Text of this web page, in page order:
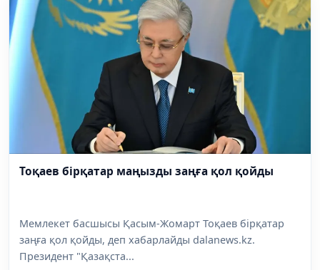
Тоқаев бірқатар маңызды заңға қол қойды
Мемлекет басшысы Қасым-Жомарт Тоқаев бірқатар
заңға қол қойды, деп хабарлайды dalanews.kz.
Президент "Қазақста...